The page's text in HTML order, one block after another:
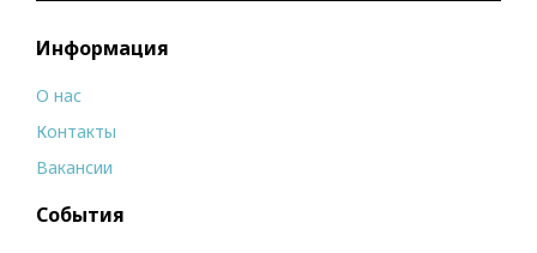
Информация
О нас
Контакты
Вакансии
События